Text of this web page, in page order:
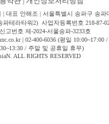
| 대표 안해조 | 서울특별시 송파구 송파
파테라타워2) 사업자등록번호 218-87-
고번호 제-2024-서울송파-3233호
| 02-400-6036 (평일 10:00~17:00
/ 주말 및 공휴일 휴무)
ALL RIGHTS RESERVED